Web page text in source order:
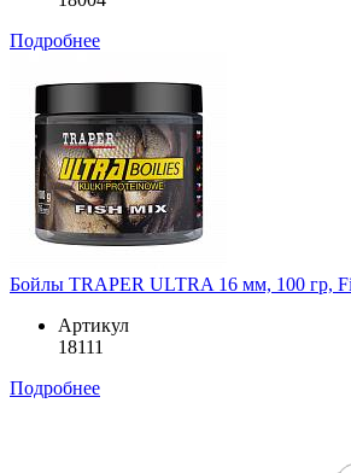
Подробнее
Бойлы TRAPER ULTRA 16 мм, 100 гр,
Артикул
18111
Подробнее